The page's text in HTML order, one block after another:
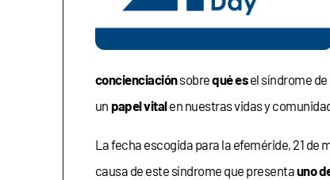
concienciaciónsobrequé esel síndrome de
un papel vitalen nuestras vidas y
La fecha escogida para la efeméride, 21 de
causa de este síndrome que presentauno